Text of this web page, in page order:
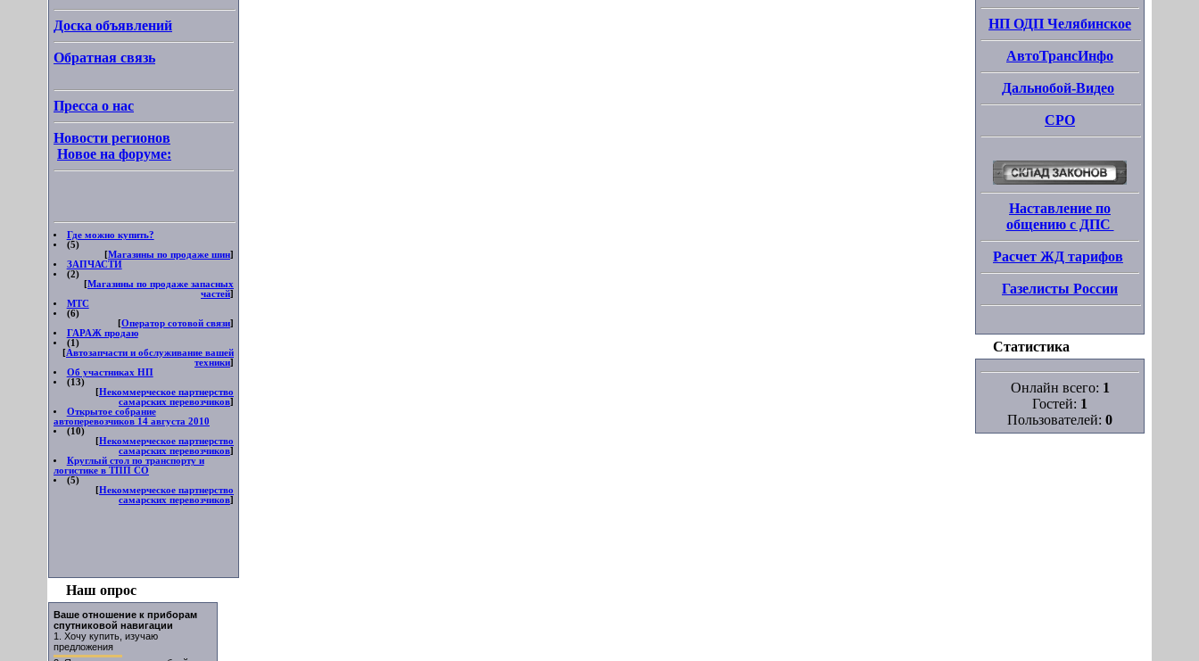
Доска объявлений
Обратная связь
Пресса о нас
Новости регионов
Новое на форуме:
Где можно купить?
(5)
[Магазины по продаже шин]
ЗАПЧАСТИ
(2)
[Магазины по продаже запасных
частей]
МТС
(6)
[Оператор сотовой связи]
ГАРАЖ продаю
(1)
[Автозапчасти и обслуживание вашей
техники]
Об участниках НП
(13)
[Некоммерческое партнерство
самарских перевозчиков]
Открытое собрание
автоперевозчиков 14 августа 2010
(10)
[Некоммерческое партнерство
самарских перевозчиков]
Круглый стол по транспорту и
логистике в ТПП СО
(5)
[Некоммерческое партнерство
самарских перевозчиков]
Наш опрос
Ваше отношение к приборам
спутниковой навигации
1. Хочу купить, изучаю
предложения
НП ОДП Челябинское
АвтоТрансИнфо
Дальнобой-Видео
СРО
Наставление по
общению с ДПС
Расчет ЖД тарифов
Газелисты России
Статистика
Онлайн всего: 1
Гостей: 1
Пользователей: 0